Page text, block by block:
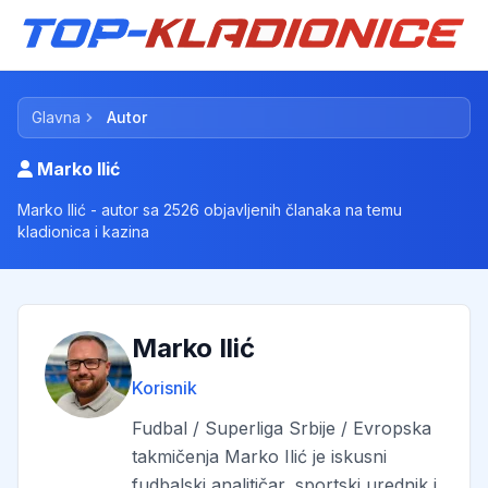
Glavna Autor
Marko Ilić
Marko Ilić - autor sa 2526 objavljenih članaka na temu
kladionica i kazina
Marko Ilić
Korisnik
Fudbal / Superliga Srbije / Evropska
takmičenja Marko Ilić je iskusni